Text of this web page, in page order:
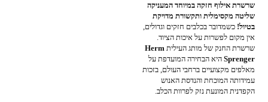
שרשרת אילוף חזקה במיוחד המעניקה
שליטה מקסימלית ותקשורת מדויקת
בטיול! כשמדובר בכלבים חזקים וגדולים,
אין מקום לפשרות על איכות הציוד.
שרשרת החנק של מותג העיליתHerm
Sprenger היא הבחירה המועדפת על
מאלפים מקצועיים ברחבי העולם, בזכות
עמידותה המוכחת והנדסת האנוש
הקפדנית המונעת נזק לפרוות הכלב.